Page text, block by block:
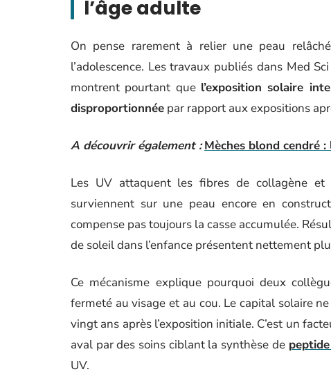
l’âge adulte
On pense rarement à relier une peau
l’adolescence. Les travaux publiés dans Med
montrent pourtant que l’exposition solaire
disproportionnée par rapport aux expositions
A découvrir également : Mèches blond cendré
Les UV attaquent les fibres de collagène et
surviennent sur une peau encore en
compense pas toujours la casse accumulée.
de soleil dans l’enfance présentent nettement
Ce mécanisme explique pourquoi deux
fermeté au visage et au cou. Le capital solaire
vingt ans après l’exposition initiale. C’est un
aval par des soins ciblant la synthèse de
UV.